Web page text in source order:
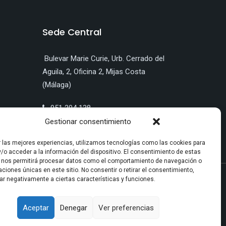
Gestionar consentimiento
las mejores experiencias, utilizamos tecnologías como las cookies para
o acceder a la información del dispositivo. El consentimiento de estas
permitirá procesar datos como el comportamiento de navegación o
únicas en este sitio. No consentir o retirar el consentimiento,
negativamente a ciertas características y funciones.
Aceptar Denegar Ver preferencias
Sede Central
Bulevar Marie Curie, Urb. Cerrado del
Aguila, 2, Oficina 2, Mijas Costa
(Málaga)
951 204 138
info@pontesal.com
S.L.U | EXPTE. Nº: MA/NPT/0397/2022